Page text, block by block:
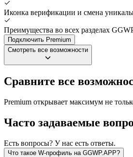
Иконка верификации и смена
Преимущества во всех разделах
Подключить Premium
Смотреть все возможности
Сравните все
Premium открывает максимум не
Часто задаваемые
Есть вопросы? У нас есть ответы.
Что такое W-профиль на GGWP.APP?